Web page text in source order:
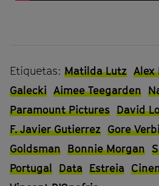
Etiquetas: Matilda Lutz Alex
Galecki Aimee Teegarden
Paramount Pictures David
F. Javier Gutierrez Gore
Goldsman Bonnie Morgan
Portugal Data Estreia